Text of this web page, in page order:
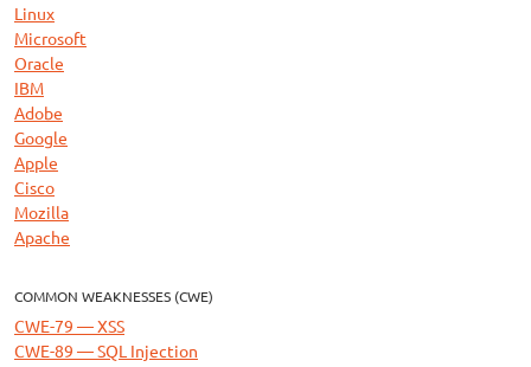
Linux
Microsoft
Oracle
IBM
Adobe
Google
Apple
Cisco
Mozilla
Apache
COMMON WEAKNESSES (CWE)
CWE-79 — XSS
CWE-89 — SQL Injection